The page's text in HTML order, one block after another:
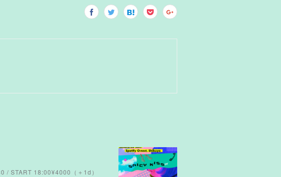
/ START 18:00¥4000（＋1d）